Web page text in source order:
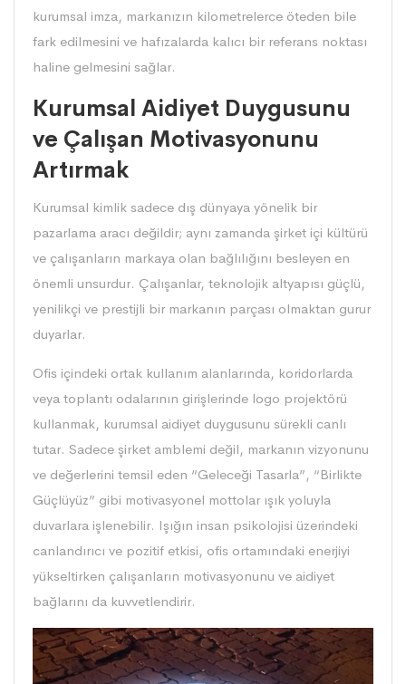
kurumsal imza, markanızın kilometrelerce öteden bile
fark edilmesini ve hafızalarda kalıcı bir referans noktası
haline gelmesini sağlar.
Kurumsal Aidiyet Duygusunu
ve Çalışan Motivasyonunu
Artırmak
Kurumsal kimlik sadece dış dünyaya yönelik bir
pazarlama aracı değildir; aynı zamanda şirket içi kültürü
ve çalışanların markaya olan bağlılığını besleyen en
önemli unsurdur. Çalışanlar, teknolojik altyapısı güçlü,
yenilikçi ve prestijli bir markanın parçası olmaktan gurur
duyarlar.
Ofis içindeki ortak kullanım alanlarında, koridorlarda
veya toplantı odalarının girişlerinde logo projektörü
kullanmak, kurumsal aidiyet duygusunu sürekli canlı
tutar. Sadece şirket amblemi değil, markanın vizyonunu
ve değerlerini temsil eden “Geleceği Tasarla”, “Birlikte
Güçlüyüz” gibi motivasyonel mottolar ışık yoluyla
duvarlara işlenebilir. Işığın insan psikolojisi üzerindeki
canlandırıcı ve pozitif etkisi, ofis ortamındaki enerjiyi
yükseltirken çalışanların motivasyonunu ve aidiyet
bağlarını da kuvvetlendirir.